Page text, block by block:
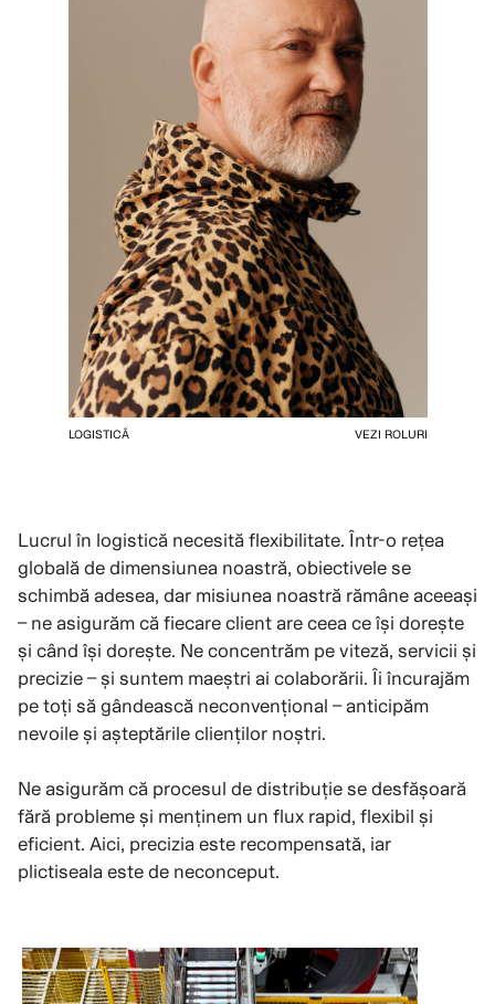
LOGISTICÂ VEZI ROLURI
Lucrul în logistică necesită flexibilitate. Într-o rețea
globală de dimensiunea noastră, obiectivele se
schimbă adesea, dar misiunea noastră rămâne aceeași
– ne asigurăm că fiecare client are ceea ce își dorește
și când își dorește. Ne concentrăm pe viteză, servicii și
precizie – și suntem maeștri ai colaborării. Îi încurajăm
pe toți să gândească neconvențional – anticipăm
nevoile și așteptările clienților noștri.
Ne asigurăm că procesul de distribuție se desfășoară
fără probleme și menținem un flux rapid, flexibil și
eficient. Aici, precizia este recompensată, iar
plictiseala este de neconceput.